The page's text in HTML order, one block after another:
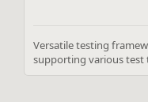
Versatile testing
supporting various test